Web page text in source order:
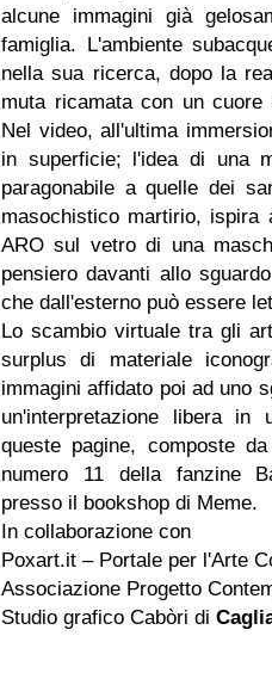
alcune immagini già
famiglia. L'ambiente
nella sua ricerca, dopo la
muta ricamata con un
Nel video, all'ultima
in superficie; l'idea di una
paragonabile a quelle dei
masochistico martirio, ispira
ARO sul vetro di una
pensiero davanti allo
che dall'esterno può essere
Lo scambio virtuale tra gli
surplus di materiale
immagini affidato poi ad uno
un'interpretazione libera in
queste pagine, composte
numero 11 della fanzine
presso il bookshop di Meme.
In collaborazione con
Poxart.it – Portale per l'Arte
Associazione Progetto
Studio grafico Cabòri di